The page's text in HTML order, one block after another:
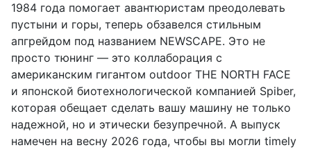
1984 года помогает авантюристам преодолевать
пустыни и горы, теперь обзавелся стильным
апгрейдом под названием NEWSCAPE. Это не
просто тюнинг — это коллаборация с
американским гигантом outdoor THE NORTH FACE
и японской биотехнологической компанией Spiber,
которая обещает сделать вашу машину не только
надежной, но и этически безупречной. А выпуск
намечен на весну 2026 года, чтобы вы могли timely